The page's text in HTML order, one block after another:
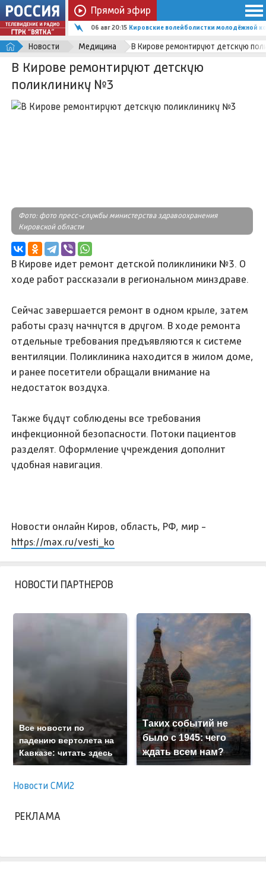
Прямой эфир
06 авг 20:15 Кировские волейболистки молодёжной
Новости Медицина В Кирове ремонтируют детскую
В Кирове ремонтируют детскую
поликлинику №3
Фото: фото пресс-службы министерства здравоохранения
Кировской области
В Кирове идет ремонт детской поликлиники №3. О
ходе работ рассказали в региональном минздраве.
Сейчас завершается ремонт в одном крыле, затем
работы сразу начнутся в другом. В ходе ремонта
отдельные требования предъявляются к системе
вентиляции. Поликлиника находится в жилом доме,
и ранее посетители обращали внимание на
недостаток воздуха.
Также будут соблюдены все требования
инфекционной безопасности. Потоки пациентов
разделят. Оформление учреждения дополнит
удобная навигация.
Новости онлайн Киров, область, РФ, мир -
https://max.ru/vesti_ko
НОВОСТИ ПАРТНЕРОВ
Все новости по
падению вертолета на
Кавказе: читать здесь
Таких событий не
было с 1945: чего
ждать всем нам?
Новости СМИ2
РЕКЛАМА